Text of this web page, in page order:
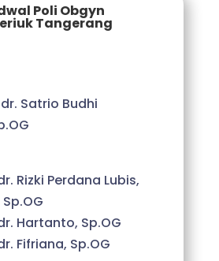
Poli Obgyn
Tangerang
Satrio Budhi
Rizki Perdana Lubis,
Hartanto, Sp.OG
Fifriana, Sp.OG